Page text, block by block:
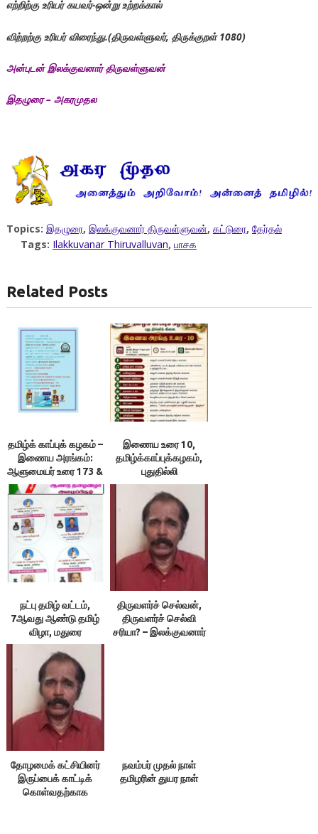
எற்றிற்கு உரியர் கயவர்-ஒன்று உற்றக்கால்
விற்றற்கு உரியர் விரைந்து.(திருவள்ளுவர், திருக்குறள் 1080)
அன்புடன் இலக்குவனார் திருவள்ளுவன்
இதழுரை – அகரமுதல
Topics: இதழுரை, இலக்குவனார் திருவள்ளுவன், கட்டுரை, தேர்தல்
Tags: Ilakkuvanar Thiruvalluvan, பாசக
Related Posts
தமிழ்க் காப்புக் கழகம் –
இணைய அரங்கம்:
ஆளுமையர் உரை 173 &
174 ; நூலரங்கம்
இணைய உரை 10,
தமிழ்க்காப்புக்கழகம்,
புதுதில்லி
நட்பு தமிழ் வட்டம்,
7ஆவது ஆண்டு தமிழ்
விழா, மதுரை
திருவளர்ச் செல்வன்,
திருவளர்ச் செல்வி
சரியா? – இலக்குவனார்
தோழமைக் கட்சியினர்
இருப்பைக் காட்டிக்
கொள்வதற்காக
நவம்பர் முதல் நாள்
தமிழரின் துயர நாள்